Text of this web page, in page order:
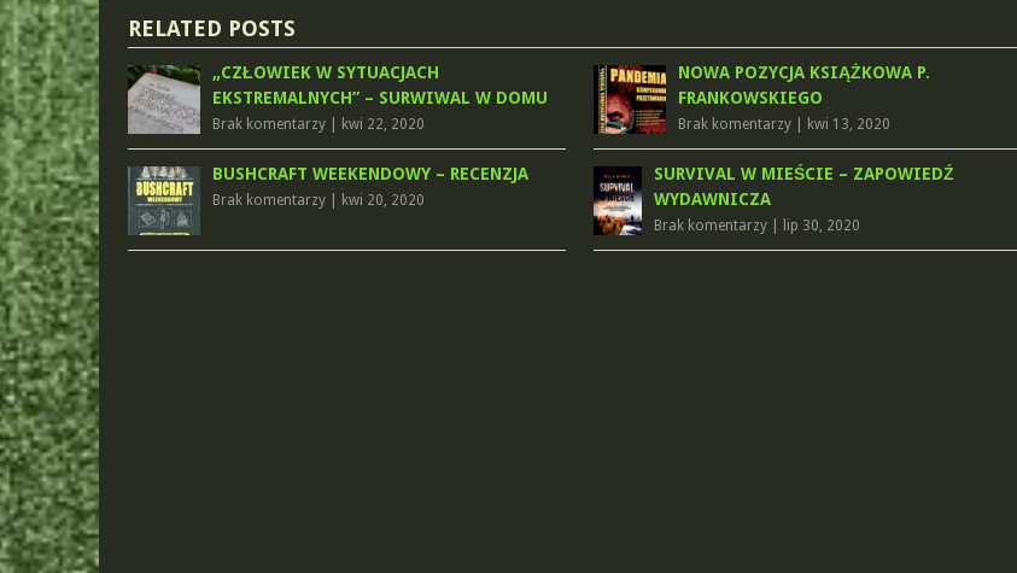
RELATED POSTS
„CZŁOWIEK W SYTUACJACH
EKSTREMALNYCH” – SURWIWAL W DOMU
Brak komentarzy| kwi 22, 2020
NOWA POZYCJA KSIĄŻKOWA P.
FRANKOWSKIEGO
Brak komentarzy| kwi 13, 2020
BUSHCRAFT WEEKENDOWY – RECENZJA
Brak komentarzy| kwi 20, 2020
SURVIVAL W MIEŚCIE – ZAPOWIEDŹ
WYDAWNICZA
Brak komentarzy| lip 30, 2020